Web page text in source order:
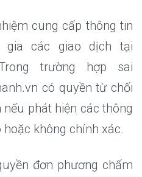
cung cấp thông tin
gia các giao dịch tại
Trong trường hợp sai
có quyền từ chối
phát hiện các thông
không chính xác.
đơn phương chấm